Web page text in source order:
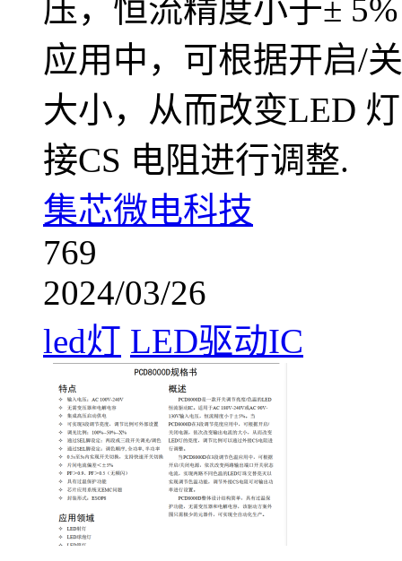
压，恒流精度小于±
应用中，可根据开启/
大小，从而改变LED
接CS 电阻进行调整.
集芯微电科技
769
2024/03/26
led灯 LED驱动IC